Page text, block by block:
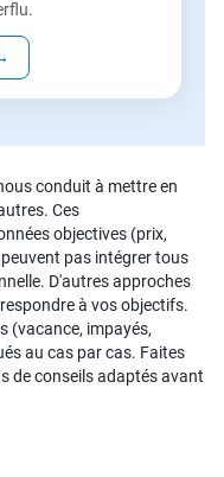
conduit à mettre en
Ces
objectives (prix,
pas intégrer tous
D'autres approches
à vos objectifs.
(vacance, impayés,
au cas par cas. Faites
de conseils adaptés avant